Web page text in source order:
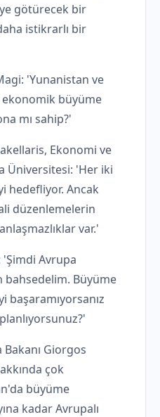
götürecek bir
istikrarlı bir
'Yunanistan ve
büyüme
mı sahip?'
Ekonomi ve
Üniversitesi: 'Her iki
hedefliyor. Ancak
düzenlemelerin
var.'
Avrupa
bahsedelim. Büyüme
başaramıyorsanız
Bakanı Giorgos
çok
büyüme
kadar Avrupalı